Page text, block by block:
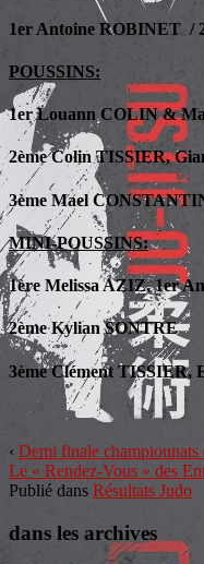
1er Antoine ROBINET /
POUSSINS:
1er Louann COLIN &
2ème Colin TISSIER,
3ème Mael
MINI-POUSSINS:
1ère Melissa AZIZ, 1er
2ème Kylian SONTRE
3ème Clément
‹ Demi finale championnats
Le « Rendez-Vous » des
Publié dans Résultats Judo
dans les archives